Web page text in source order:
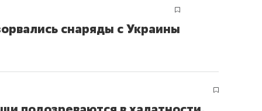
снаряды с Украины